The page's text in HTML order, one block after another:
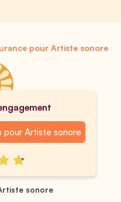
pour Artiste sonore
pour Artiste sonore
sonore